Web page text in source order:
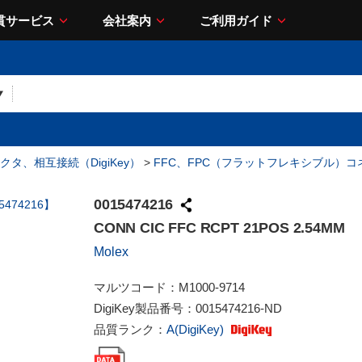
サービス 会社案内 ご利用ガイド
タ、相互接続（DigiKey） > FFC、FPC（フラットフレキシブル）コ
0015474216
CONN CIC FFC RCPT 21POS 2.54MM
Molex
マルツコード： M1000-9714
DigiKey製品番号： 0015474216-ND
品質ランク： A(DigiKey)